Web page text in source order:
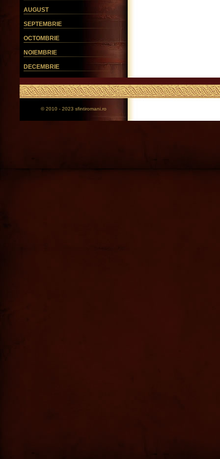
AUGUST
SEPTEMBRIE
OCTOMBRIE
NOIEMBRIE
DECEMBRIE
© 2010 - 2023 sfintiromani.ro